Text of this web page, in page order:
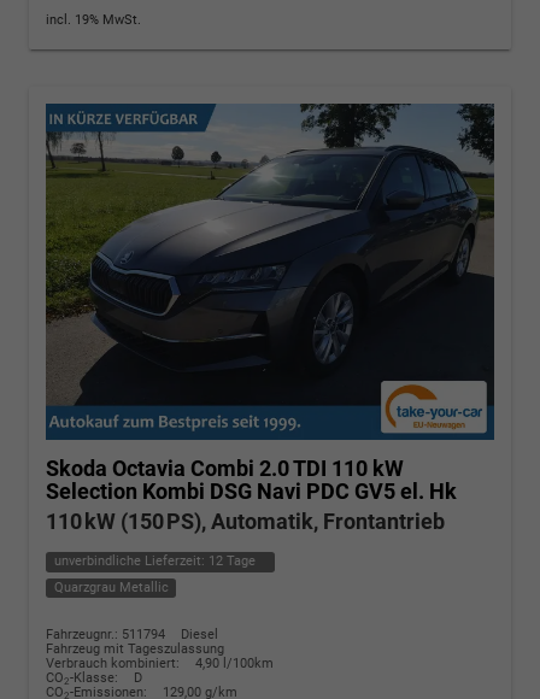
incl. 19% MwSt.
Skoda Octavia Combi 2.0 TDI 110 kW
Selection Kombi DSG Navi PDC GV5 el. Hk
110 kW (150 PS), Automatik, Frontantrieb
unverbindliche Lieferzeit: 12 Tage
Quarzgrau Metallic
Fahrzeugnr.: 511794
Diesel
Fahrzeug mit Tageszulassung
Verbrauch kombiniert:
4,90 l/100km
CO2-Klasse:
D
CO2-Emissionen: 129,00 g/km